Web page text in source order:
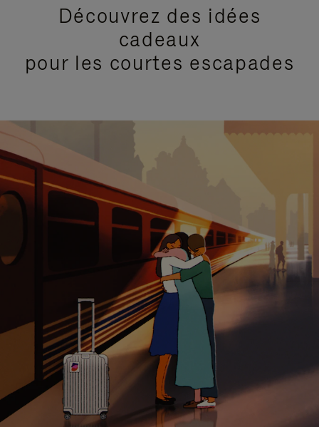
Découvrez des idées
cadeaux
pour les courtes escapades